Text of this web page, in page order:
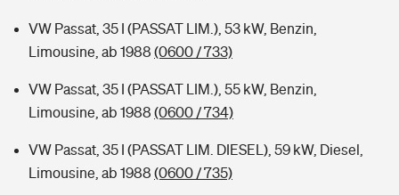
VW Passat, 35 I (PASSAT LIM.), 53 kW, Benzin,
Limousine, ab 1988 (0600 / 733)
VW Passat, 35 I (PASSAT LIM.), 55 kW, Benzin,
Limousine, ab 1988 (0600 / 734)
VW Passat, 35 I (PASSAT LIM. DIESEL), 59 kW, Diesel,
Limousine, ab 1988 (0600 / 735)